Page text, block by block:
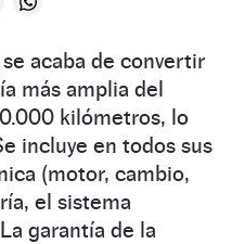
acaba de convertir
más amplia del
kilómetros, lo
incluye en todos sus
(motor, cambio,
el sistema
garantía de la